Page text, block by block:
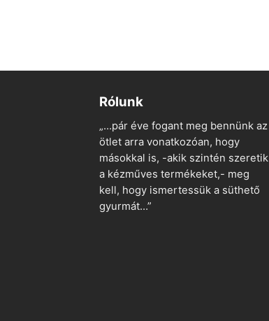
Rólunk
„…pár éve fogant meg bennünk az
ötlet arra vonatkozóan, hogy
másokkal is, -akik szintén szeretik
a kézműves termékeket,- meg
kell, hogy ismertessük a süthető
gyurmát…”